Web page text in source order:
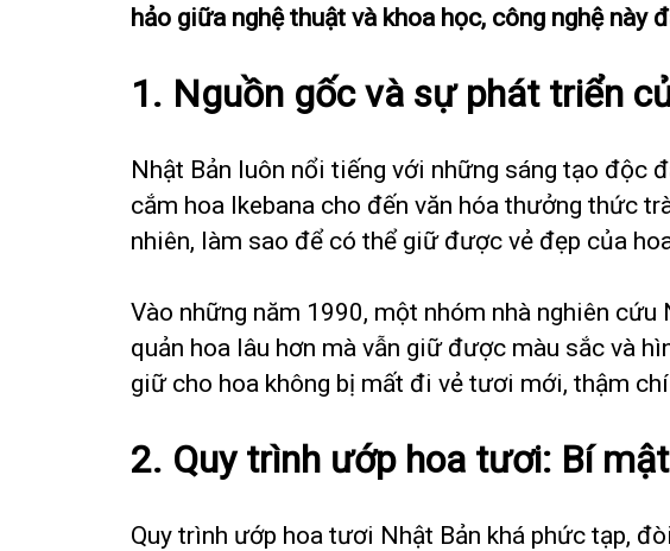
hảo giữa nghệ thuật và khoa học, công nghệ
1. Nguồn gốc và sự phát triển
Nhật Bản luôn nổi tiếng với những sáng tạo độc
cắm hoa Ikebana cho đến văn hóa thưởng thức
nhiên, làm sao để có thể giữ được vẻ đẹp của
Vào những năm 1990, một nhóm nhà nghiên
quản hoa lâu hơn mà vẫn giữ được màu sắc và
giữ cho hoa không bị mất đi vẻ tươi mới, thậm
2. Quy trình ướp hoa tươi: Bí
Quy trình ướp hoa tươi Nhật Bản khá phức tạp,